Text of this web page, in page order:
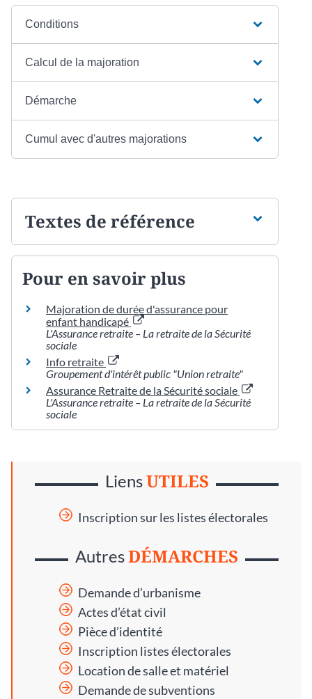
Conditions
Calcul de la majoration
Démarche
Cumul avec d'autres majorations
Textes de référence
Pour en savoir plus
Majoration de durée d'assurance pour
enfant handicapé
L'Assurance retraite – La retraite de la Sécurité
sociale
Info retraite
Groupement d'intérêt public "Union retraite"
Assurance Retraite de la Sécurité sociale
L'Assurance retraite – La retraite de la Sécurité
sociale
LiensUTILES
Inscription sur les listes électorales
AutresDÉMARCHES
Demande d’urbanisme
Actes d’état civil
Pièce d’identité
Inscription listes électorales
Location de salle et matériel
Demande de subventions